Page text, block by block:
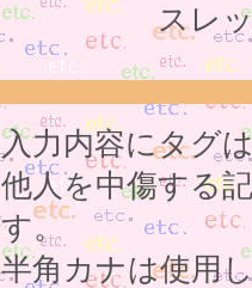
スレ
入力内容にタグ
他人を中傷する
す。
半角カナは使用